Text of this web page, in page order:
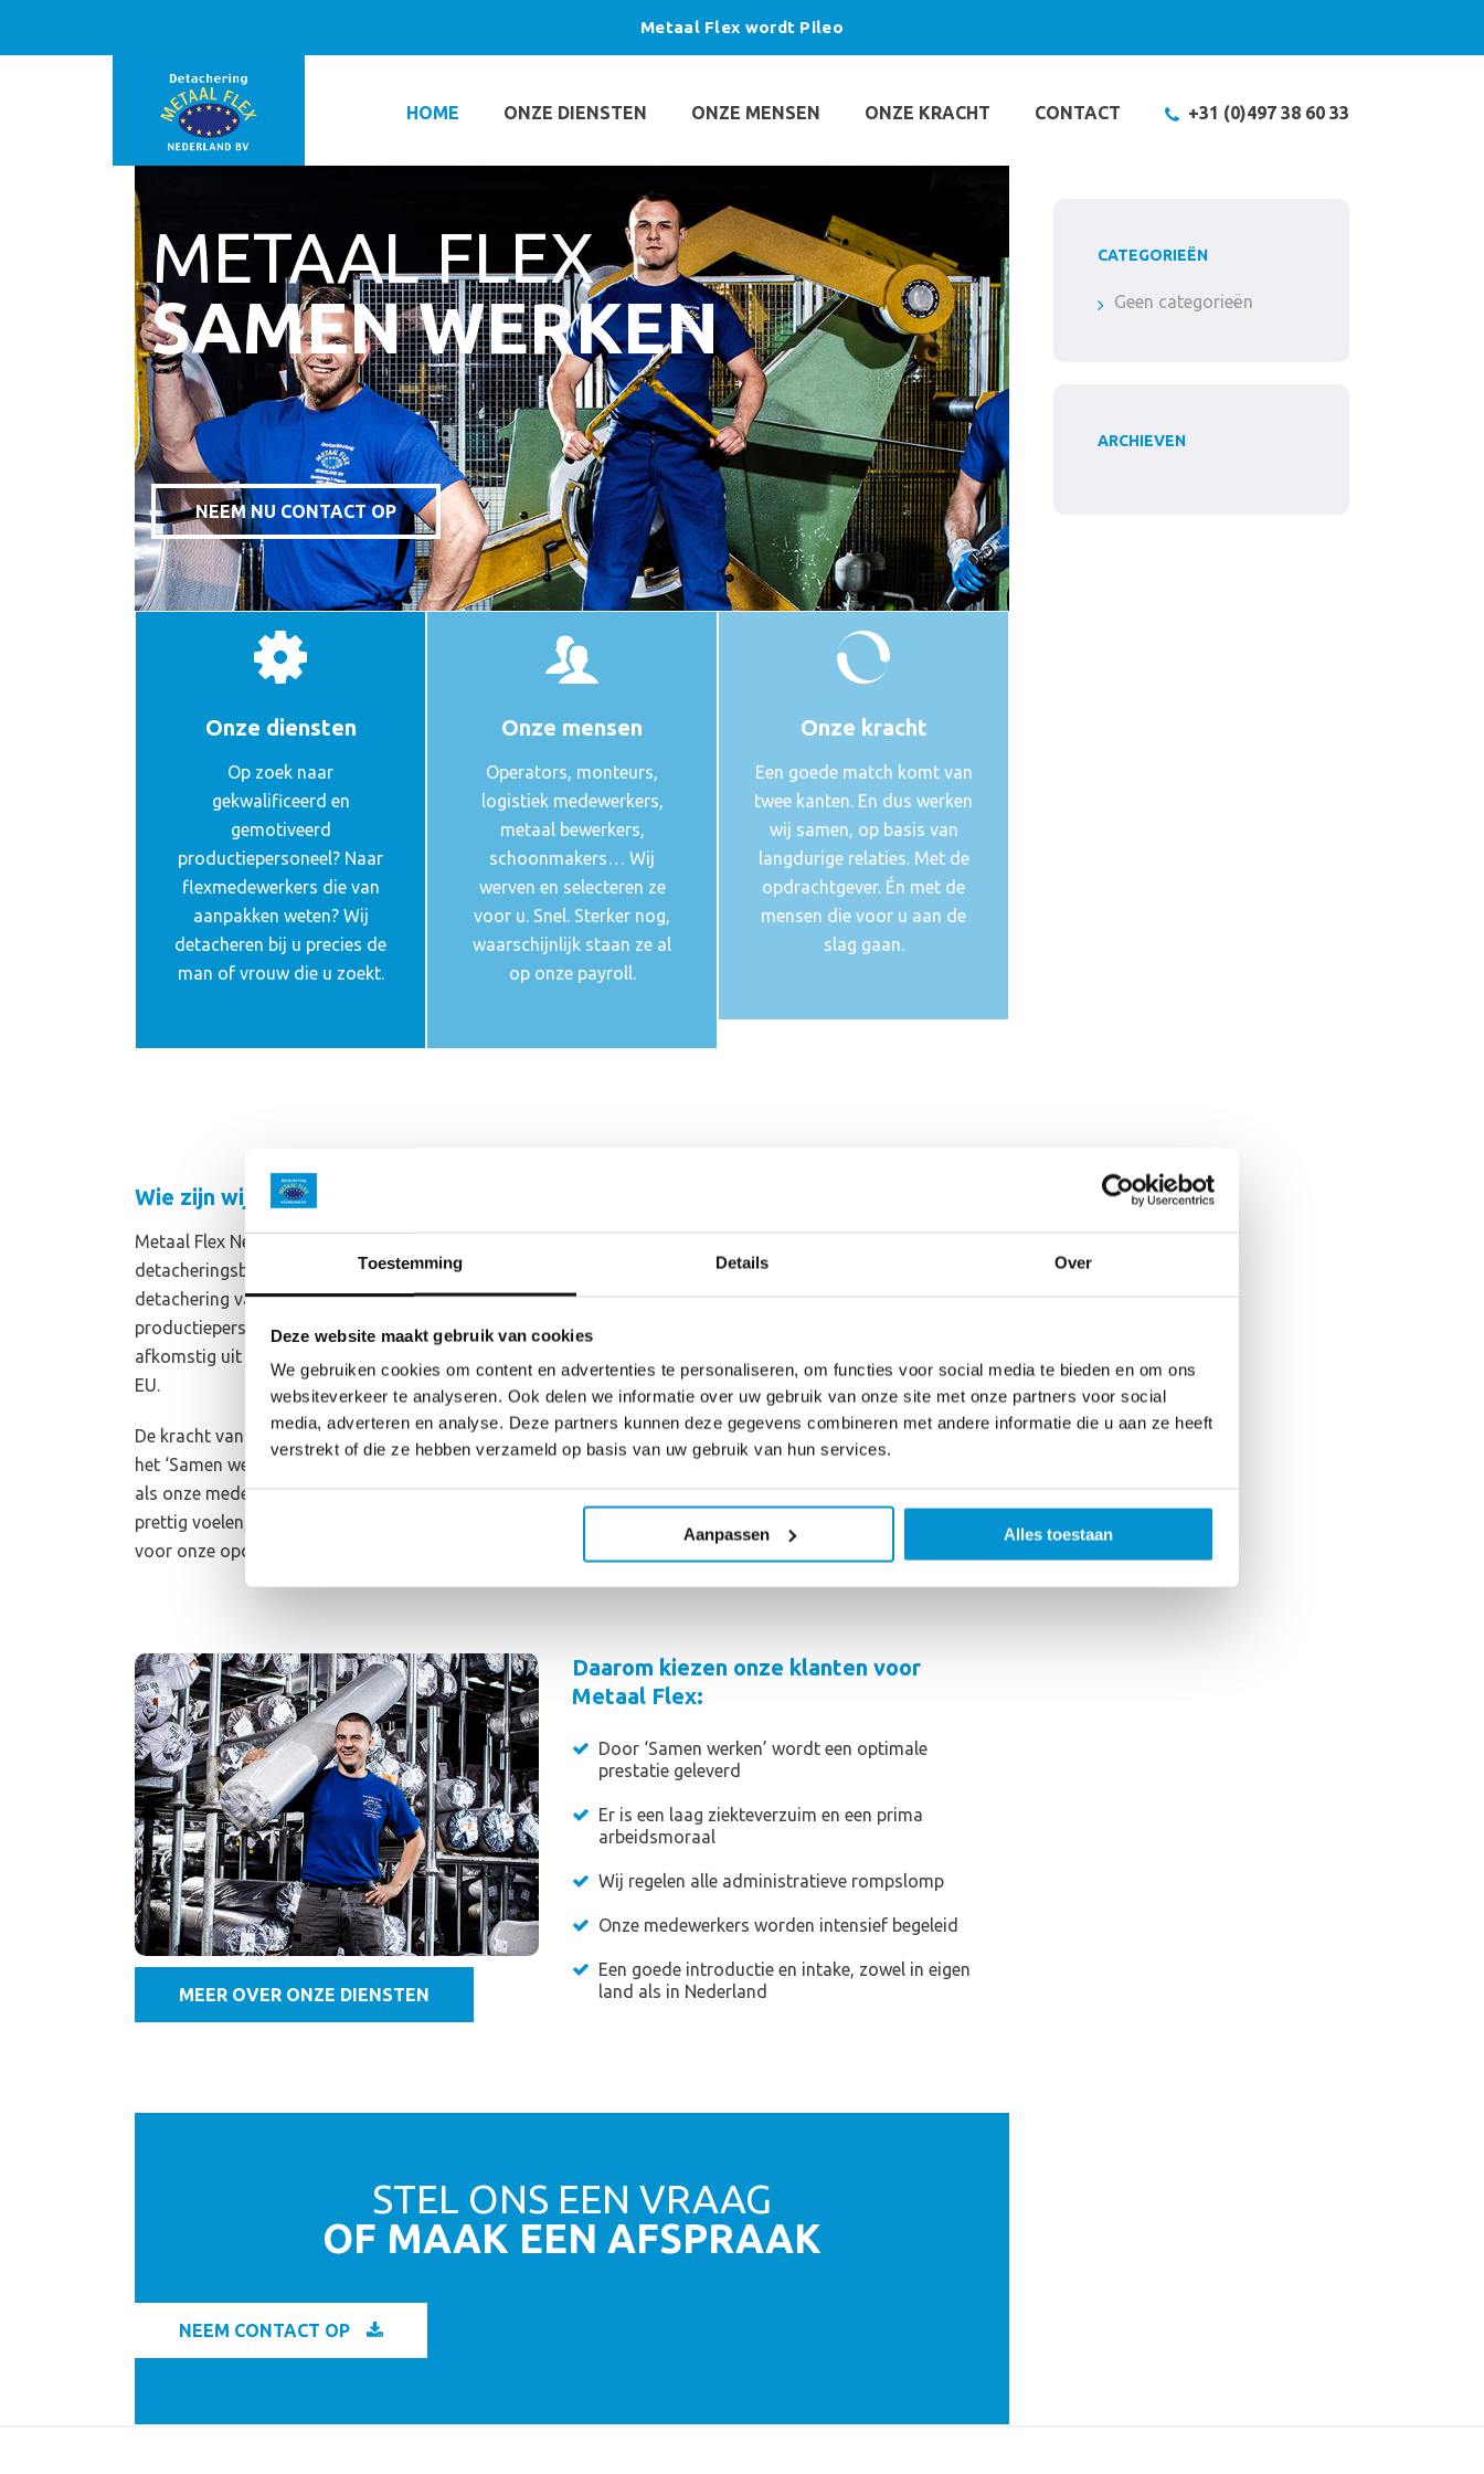
Toestemming Details Over
Deze website maakt gebruik van cookies
We gebruiken cookies om content en advertenties te personaliseren, om functies voor social media te bieden en om ons
websiteverkeer te analyseren. Ook delen we informatie over uw gebruik van onze site met onze partners voor social
media, adverteren en analyse. Deze partners kunnen deze gegevens combineren met andere informatie die u aan ze heeft
verstrekt of die ze hebben verzameld op basis van uw gebruik van hun services.
Aanpassen Alles toestaan
Metaal Flex wordt Pileo
HOME ONZE DIENSTEN ONZE MENSEN ONZE KRACHT CONTACT +31 (0)497 38 60 33
METAAL FLEX
SAMEN WERKEN
NEEM NU CONTACT OP
Onze diensten
Op zoek naar
gekwalificeerd en
gemotiveerd
productiepersoneel? Naar
flexmedewerkers die van
aanpakken weten? Wij
detacheren bij u precies de
man of vrouw die u zoekt.
Onze mensen
Operators, monteurs,
logistiek medewerkers,
metaal bewerkers,
schoonmakers… Wij
werven en selecteren ze
voor u. Snel. Sterker nog,
waarschijnlijk staan ze al
op onze payroll.
Onze kracht
Een goede match komt van
twee kanten. En dus werken
wij samen, op basis van
langdurige relaties. Met de
opdrachtgever. Én met de
mensen die voor u aan de
slag gaan.
Wie zijn wij?
Metaal Flex Nederland B.V. is een internationaal
detacheringsbureau dat zich bezighoudt met de
detachering van gekwalificeerd en gemotiveerd
productiepersoneel. Onze medewerkers zijn
afkomstig uit landen die zijn aangesloten bij de
EU.
De kracht van onze dienstverlening komt voort uit
het ‘Samen werken’ met zowel de opdrachtgever
als onze medewerkers. Als onze medewerkers zich
prettig voelen, leveren ze een optimale prestatie
voor onze opdrachtgever.
MEER OVER ONZE DIENSTEN
Daarom kiezen onze klanten voor
Metaal Flex:
Door ‘Samen werken’ wordt een optimale
prestatie geleverd
Er is een laag ziekteverzuim en een prima
arbeidsmoraal
Wij regelen alle administratieve rompslomp
Onze medewerkers worden intensief begeleid
Een goede introductie en intake, zowel in eigen
land als in Nederland
STEL ONS EEN VRAAG
OF MAAK EEN AFSPRAAK
NEEM CONTACT OP
CATEGORIEËN
Geen categorieën
ARCHIEVEN